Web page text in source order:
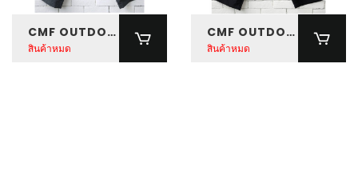
CMF OUTDOOR PREFUSE PANTS
สินค้าหมด
CMF OUTDOOR PREFUSE PANTS
สินค้าหมด